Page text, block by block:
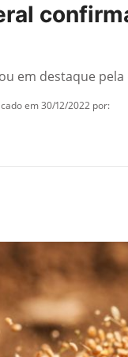
em destaque
em 30/12/2022 por: